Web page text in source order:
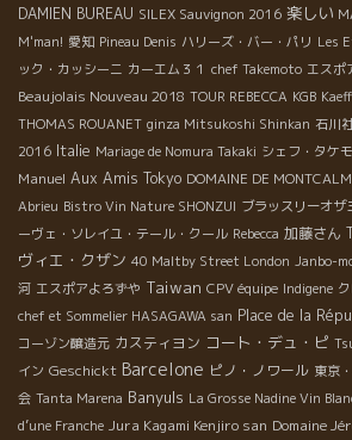
DAMIEN BUREAU SILEX Sauvignon 2016 楽しい
M'man! 愛知 Pineau Denis ハリーズ・バー・パリ Les
ック・カッシーニ カーエム３１ chef Takemoto エスポ
Beaujolais Nouveau 2018 TOUR REBECCA KGB
THOMAS ROUANET ginza Mitsukoshi Shinkan 石川
2016 Italie Mariage de Nomura Takaki シェフ・タケ
Manuel Aux Amis Tokyo DOMAINE DE
Abrieu Bistro Vin Nature SHONZUI ブラッスリーオザ
ーヴェ・ソレイユ・テール・クール Rebecca 加藤さん
ヴィエ・クザン 40 Maltby Street London Janbo-
河 エスポアよろずや Taiwan CPV équipe Indigene
chef et Sommelier HASAGAWA san Place de la
コーゾン醸造元 カスティヨン コート・デュ・ピ
イン Geschickt Barcelone ピノ・ノワール 東京
会 Tanta Marena Banyuls La Grosse Nadine Vin
d’une Franche Jura Kagami Kenjiro san Domaine